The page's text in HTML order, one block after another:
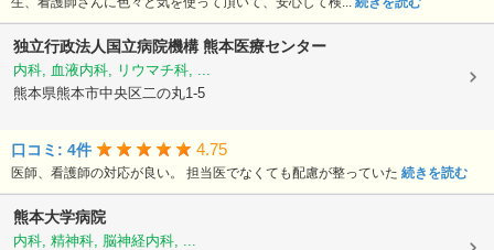
独立行政法人国立病院機構熊本医療センター
内科, 血液内科, リウマチ科, ...
熊本県熊本市中央区二の丸1-5
口コミ: 4件 4.75
医師、看護師の対応が良い。 担当医でなくても配慮が整っていた 続きを読む
熊本大学病院
内科, 精神科, 脳神経内科, ...